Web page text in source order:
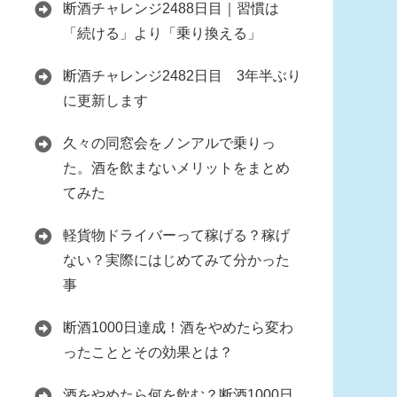
断酒チャレンジ2488日目｜習慣は
「続ける」より「乗り換える」
断酒チャレンジ2482日目 3年半ぶり
に更新します
久々の同窓会をノンアルで乗りっ
た。酒を飲まないメリットをまとめ
てみた
軽貨物ドライバーって稼げる？稼げ
ない？実際にはじめてみて分かった
事
断酒1000日達成！酒をやめたら変わ
ったこととその効果とは？